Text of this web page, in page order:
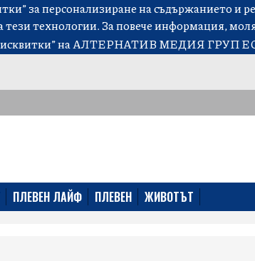
за персонализиране на съдържанието и
технологии. За повече информация,
на АЛТЕРНАТИВ МЕДИЯ ГРУП
ПЛЕВЕН ЛАЙФ ПЛЕВЕН ЖИВОТЪТ